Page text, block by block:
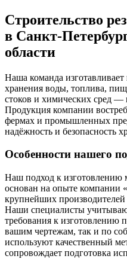
Строительство
в Санкт-
области
Наша команда
хранения воды, топлива,
стоков и химических сред —
Продукция компании
фермах и промышленных
надёжность и безопасность
Особенности нашего
Наш подход к изготовлению
основан на опыте
крупнейших производителей
Наши специалисты
требования к изготовлению
вашим чертежам, так и по
используют качественный
сопровождает подготовка